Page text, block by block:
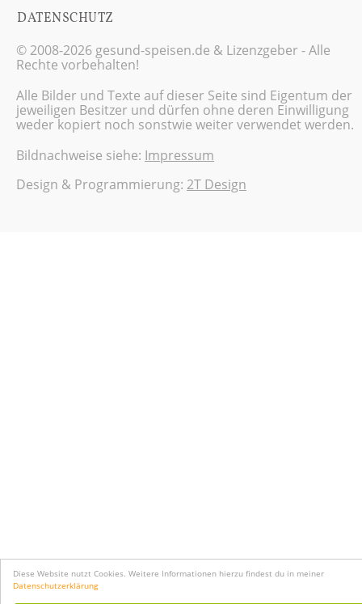
Diese Website nutzt Cookies. Weitere Informationen hierzu findest du in meiner
Datenschutzerklärung
DATENSCHUTZ
© 2008-2026 gesund-speisen.de & Lizenzgeber - Alle
Rechte vorbehalten!
Alle Bilder und Texte auf dieser Seite sind Eigentum der
jeweiligen Besitzer und dürfen ohne deren Einwilligung
weder kopiert noch sonstwie weiter verwendet werden.
Bildnachweise siehe: Impressum
Design & Programmierung: 2T Design